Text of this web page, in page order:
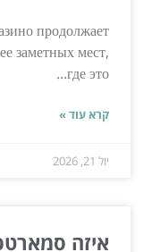
продолжает
заметных мест,
где это...
קרא עוד »
יול 21, 2026
איזה